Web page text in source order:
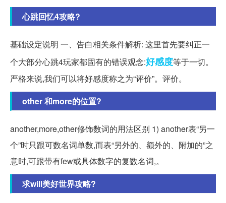
心跳回忆4攻略?
基础设定说明 一、告白相关条件解析: 这里首先要纠正一
个大部分心跳4玩家都固有的错误观念:好感度等于一切。
严格来说,我们可以将好感度称之为“评价”。评价。
other 和more的位置?
another,more,other修饰数词的用法区别 1) another表“另一
个”时只跟可数名词单数,而表“另外的、额外的、附加的”之
意时,可跟带有few或具体数字的复数名词,。
求will美好世界攻略?